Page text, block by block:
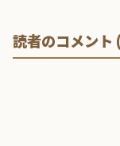
読者のコメント